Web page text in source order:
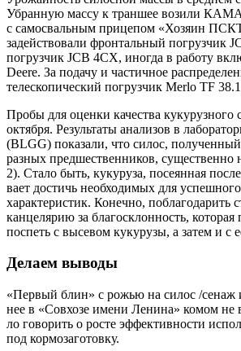
Убран­ную мас­су к тран­шее вози­ли
с само­сваль­ным при­це­пом «Хозя­ин
задей­ство­ва­ли фрон­таль­ный погруз­чик
погруз­чик JCB 4СХ, ино­гда в рабо­ту
Deere. За пода­чу и частич­ное
теле­ско­пи­че­ский погруз­чик Merlo ТF
Про­бы для оцен­ки каче­ства куку­руз­но­го
октяб­ря. Резуль­та­ты ана­ли­зов в
(BLGG) пока­за­ли, что силос,
раз­ных пред­ше­ствен­ни­ков, суще­ствен­но
2). Ста­ло быть, куку­ру­за, посе­ян­ная
ва­ет достичь необ­хо­ди­мых для
харак­те­ри­стик. Конеч­но, побла­го­да­рить
кан­це­ля­рию за бла­го­склон­ность, кото­рая
поспеть с высе­вом куку­ру­зы, а затем и с
Делаем выводы
«Пер­вый блин» с рожью на силос /сенаж
нее в «Сов­хо­зе име­ни Лени­на» комом
ло гово­рить о росте эффек­тив­но­сти
под кормозаготовку.